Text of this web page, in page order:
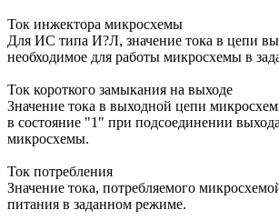
Ток инжектора микросхемы
Для ИС типа И?Л, значение тока в цепи
необходимое для работы микросхемы в
Ток короткого замыкания на выходе
Значение тока в выходной цепи
в состояние "1" при подсоединении
микросхемы.
Ток потребления
Значение тока, потребляемого
питания в заданном режиме.